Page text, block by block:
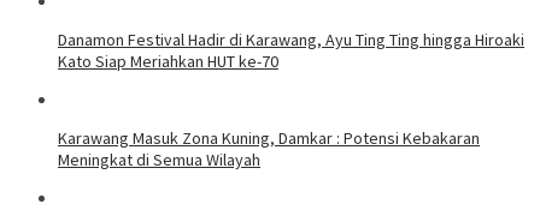
Danamon Festival Hadir di Karawang, Ayu Ting Ting hingga Hiroaki
Kato Siap Meriahkan HUT ke-70
Karawang Masuk Zona Kuning, Damkar : Potensi Kebakaran
Meningkat di Semua Wilayah